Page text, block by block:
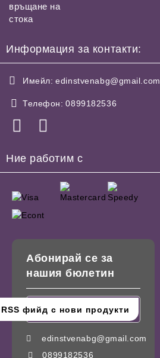
връщане на
стока
Информация за контакти:
Имейл: edinstvenabg@gmail.com
Телефон: 0899182536
Ние работим с
Абонирай се за
нашия бюлетин
edinstvenabg@gmail.com
0899182536